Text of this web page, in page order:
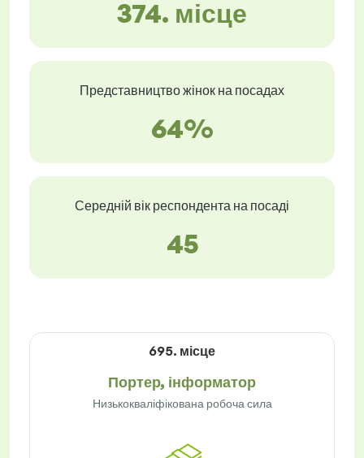
374. місце
Представництво жінок на посадах
64%
Середній вік респондента на посаді
45
695. місце
Портер, інформатор
Низькокваліфікована робоча сила